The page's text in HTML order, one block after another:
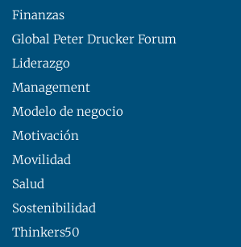
Finanzas
Global Peter Drucker Forum
Liderazgo
Management
Modelo de negocio
Motivación
Movilidad
Salud
Sostenibilidad
Thinkers50